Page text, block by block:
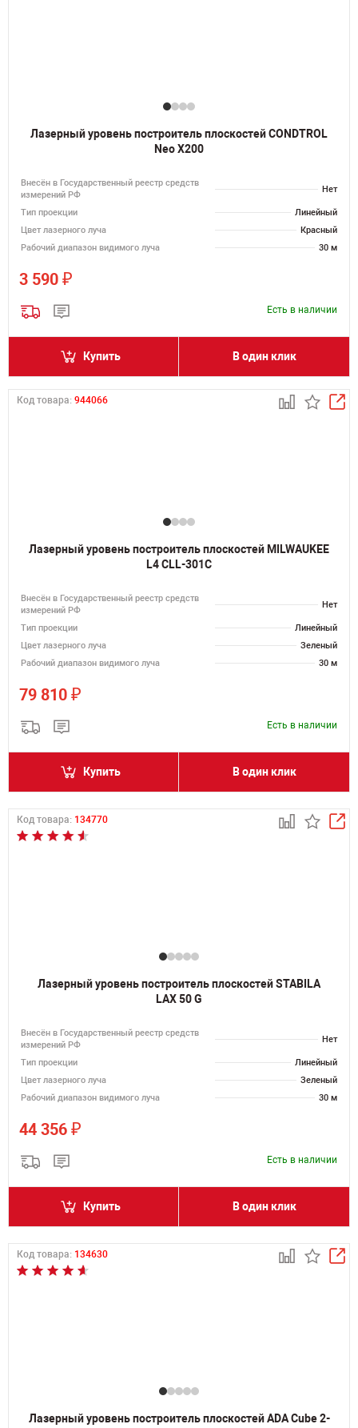
Лазерный уровень построитель плоскостей CONDTROL
Neo X200
Внесён в Государственный реестр средств
измерений РФ
Нет
Тип проекции
Линейный
Цвет лазерного луча
Красный
Рабочий диапазон видимого луча
30 м
3 590 ₽
Есть в наличии
Купить В один клик
Код товара: 944066
Лазерный уровень построитель плоскостей MILWAUKEE
L4 CLL-301C
Внесён в Государственный реестр средств
измерений РФ
Нет
Тип проекции
Линейный
Цвет лазерного луча
Зеленый
Рабочий диапазон видимого луча
30 м
79 810 ₽
Есть в наличии
Купить В один клик
Код товара: 134770
Лазерный уровень построитель плоскостей STABILA
LAX 50 G
Внесён в Государственный реестр средств
измерений РФ
Нет
Тип проекции
Линейный
Цвет лазерного луча
Зеленый
Рабочий диапазон видимого луча
30 м
44 356 ₽
Есть в наличии
Купить В один клик
Код товара: 134630
Лазерный уровень построитель плоскостей ADA Cube 2-